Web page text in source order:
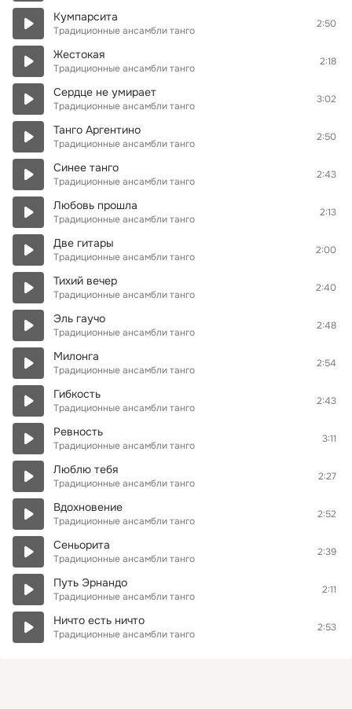
Кумпарсита
Традиционные ансамбли танго
2:50
Жестокая
Традиционные ансамбли танго
2:18
Сердце не умирает
Традиционные ансамбли танго
3:02
Танго Аргентино
Традиционные ансамбли танго
2:50
Синее танго
Традиционные ансамбли танго
2:43
Любовь прошла
Традиционные ансамбли танго
2:13
Две гитары
Традиционные ансамбли танго
2:00
Тихий вечер
Традиционные ансамбли танго
2:40
Эль гаучо
Традиционные ансамбли танго
2:48
Милонга
Традиционные ансамбли танго
2:54
Гибкость
Традиционные ансамбли танго
2:43
Ревность
Традиционные ансамбли танго
3:11
Люблю тебя
Традиционные ансамбли танго
2:27
Вдохновение
Традиционные ансамбли танго
2:52
Сеньорита
Традиционные ансамбли танго
2:39
Путь Эрнандо
Традиционные ансамбли танго
2:11
Ничто есть ничто
Традиционные ансамбли танго
2:53